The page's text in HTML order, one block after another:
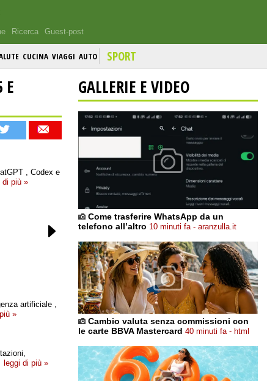
Ricerca Guest-post
CUCINA VIAGGI AUTO SPORT
E
, Codex e
di più »
artificiale ,
»
leggi di più »
GALLERIE E VIDEO
Come trasferire WhatsApp da un
telefono all’altro 10 minuti fa - aranzulla.it
Cambio valuta senza commissioni con
le carte BBVA Mastercard 40 minuti fa - html